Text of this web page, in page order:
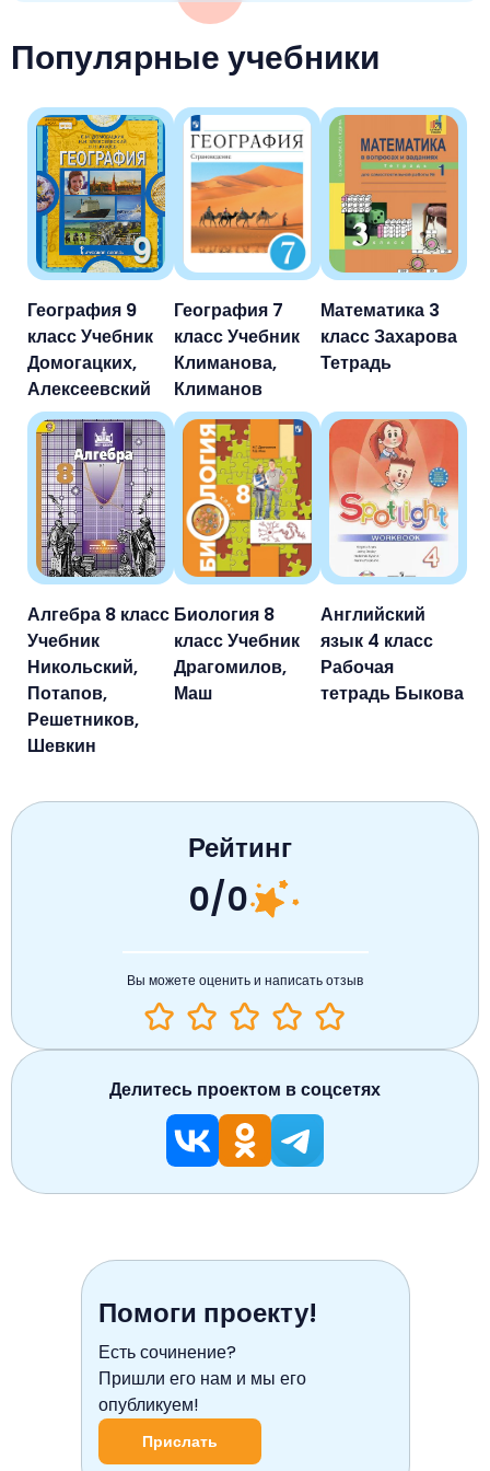
Немецкий язык
География
История
Технология
ОБЖ
География
Популярные учебники
География 9
класс Учебник
Домогацких,
Алексеевский
География 7
класс Учебник
Климанова,
Климанов
Математика 3
класс Захарова
Тетрадь
Алгебра 8 класс
Учебник
Никольский,
Потапов,
Решетников,
Шевкин
Биология 8
класс Учебник
Драгомилов,
Маш
Английский
язык 4 класс
Рабочая
тетрадь Быкова
Рейтинг
0/0
Вы можете оценить и написать отзыв
Делитесь проектом в соцсетях
Помоги проекту!
Есть сочинение?
Пришли его нам и мы его
опубликуем!
Прислать